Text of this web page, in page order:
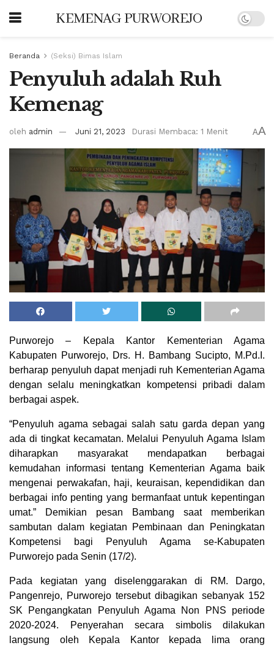
KEMENAG PURWOREJO
Beranda (Seksi) Bimas Islam
Penyuluh adalah Ruh
Kemenag
oleh admin Juni 21, 2023 Durasi Membaca: 1 Menit AA
Purworejo – Kepala Kantor Kementerian Agama
Kabupaten Purworejo, Drs. H. Bambang Sucipto, M.Pd.I.
berharap penyuluh dapat menjadi ruh Kementerian Agama
dengan selalu meningkatkan kompetensi pribadi dalam
berbagai aspek.
“Penyuluh agama sebagai salah satu garda depan yang
ada di tingkat kecamatan. Melalui Penyuluh Agama Islam
diharapkan masyarakat mendapatkan berbagai
kemudahan informasi tentang Kementerian Agama baik
mengenai perwakafan, haji, keuraisan, kependidikan dan
berbagai info penting yang bermanfaat untuk kepentingan
umat.” Demikian pesan Bambang saat memberikan
sambutan dalam kegiatan Pembinaan dan Peningkatan
Kompetensi bagi Penyuluh Agama se-Kabupaten
Purworejo pada Senin (17/2).
Pada kegiatan yang diselenggarakan di RM. Dargo,
Pangenrejo, Purworejo tersebut dibagikan sebanyak 152
SK Pengangkatan Penyuluh Agama Non PNS periode
2020-2024. Penyerahan secara simbolis dilakukan
langsung oleh Kepala Kantor kepada lima orang